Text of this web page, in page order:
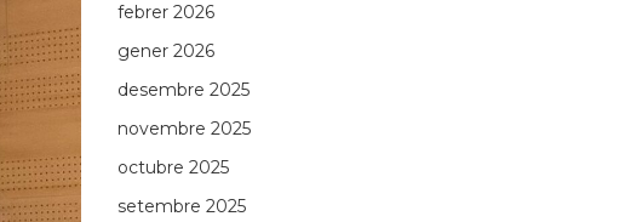
febrer 2026
gener 2026
desembre 2025
novembre 2025
octubre 2025
setembre 2025